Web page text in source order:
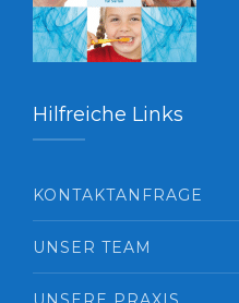
Hilfreiche Links
KONTAKTANFRAGE
UNSER TEAM